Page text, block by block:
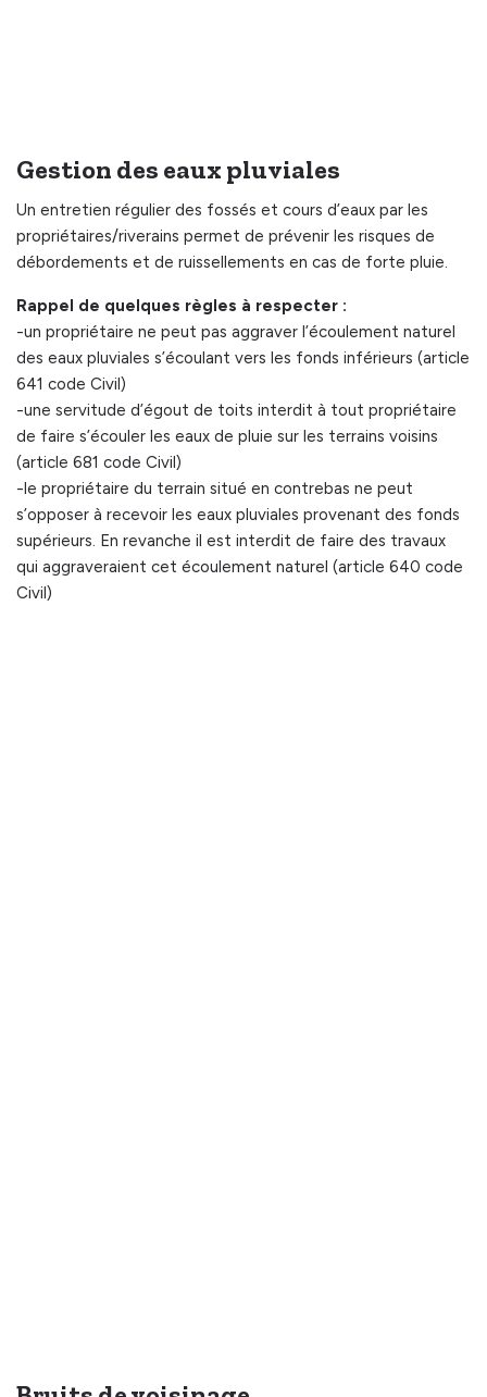
Gestion des eaux pluviales
Un entretien régulier des fossés et cours d’eaux par les
propriétaires/riverains permet de prévenir les risques de
débordements et de ruissellements en cas de forte pluie.
Rappel de quelques règles à respecter :
-un propriétaire ne peut pas aggraver l’écoulement naturel
des eaux pluviales s’écoulant vers les fonds inférieurs (article
641 code Civil)
-une servitude d’égout de toits interdit à tout propriétaire
de faire s’écouler les eaux de pluie sur les terrains voisins
(article 681 code Civil)
-le propriétaire du terrain situé en contrebas ne peut
s’opposer à recevoir les eaux pluviales provenant des fonds
supérieurs. En revanche il est interdit de faire des travaux
qui aggraveraient cet écoulement naturel (article 640 code
Civil)